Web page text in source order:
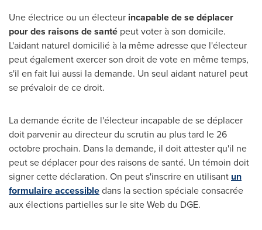
Une électrice ou un électeur incapable de se déplacer
pour des raisons de santé peut voter à son domicile.
L'aidant naturel domicilié à la même adresse que l'électeur
peut également exercer son droit de vote en même temps,
s'il en fait lui aussi la demande. Un seul aidant naturel peut
se prévaloir de ce droit.
La demande écrite de l'électeur incapable de se déplacer
doit parvenir au directeur du scrutin au plus tard le 26
octobre prochain. Dans la demande, il doit attester qu'il ne
peut se déplacer pour des raisons de santé. Un témoin doit
signer cette déclaration. On peut s'inscrire en utilisant un
formulaire accessibledans la section spéciale consacrée
aux élections partielles sur le site Web du DGE.